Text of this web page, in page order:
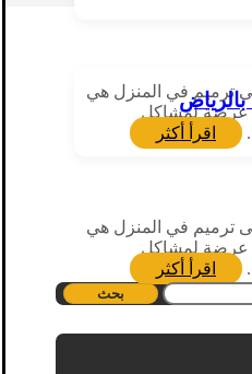
ترميم في المنزل هي
عرضة لمشاكل
اقرأ أكثر
ترميم في المنزل هي
عرضة لمشاكل
اقرأ أكثر